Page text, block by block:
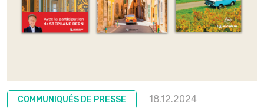
COMMUNIQUÉS DE PRESSE 18.12.2024